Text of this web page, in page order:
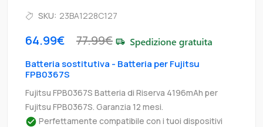
SKU: 23BA1228C127
64.99€ 77.99€
Batteria sostitutiva - Batteria per Fujitsu
FPB0367S
Fujitsu FPB0367S Batteria di Riserva 4196mAh per
Fujitsu FPB0367S. Garanzia 12 mesi.
Perfettamente compatibile con i tuoi dispositivi